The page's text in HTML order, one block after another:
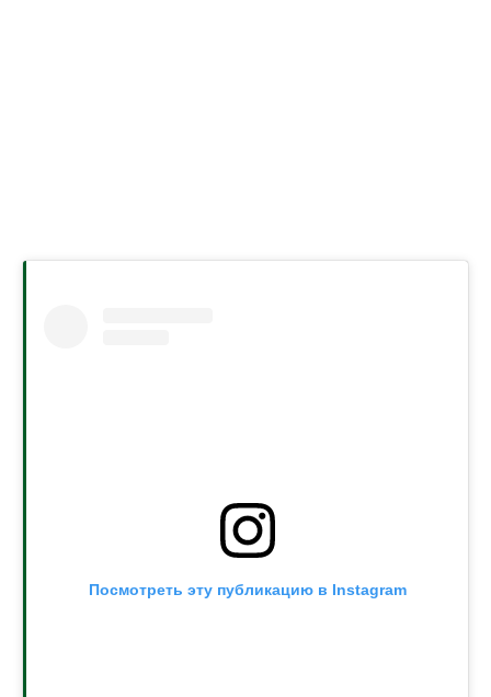
Посмотреть эту публикацию в Instagram